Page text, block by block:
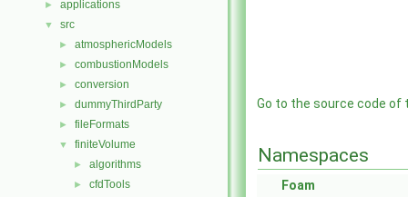
► applications
▼ src
► atmosphericModels
► combustionModels
► conversion
► dummyThirdParty
► fileFormats
▼ finiteVolume
► algorithms
► cfdTools
Go to the source code of
Namespaces
Foam